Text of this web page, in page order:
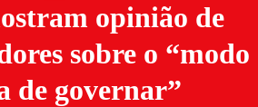
opinião de
sobre o “modo
de governar”